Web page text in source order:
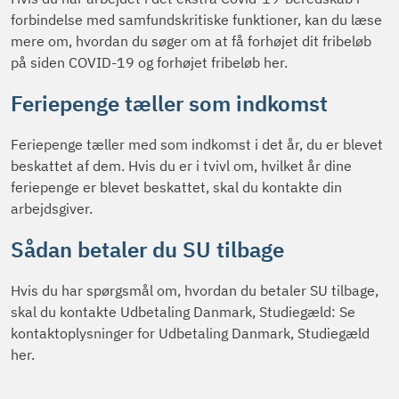
forbindelse med samfundskritiske funktioner, kan du læse
mere om, hvordan du søger om at få forhøjet dit fribeløb
på siden COVID-19 og forhøjet fribeløb her.
Feriepenge tæller som indkomst
Feriepenge tæller med som indkomst i det år, du er blevet
beskattet af dem. Hvis du er i tvivl om, hvilket år dine
feriepenge er blevet beskattet, skal du kontakte din
arbejdsgiver.
Sådan betaler du SU tilbage
Hvis du har spørgsmål om, hvordan du betaler SU tilbage,
skal du kontakte Udbetaling Danmark, Studiegæld: Se
kontaktoplysninger for Udbetaling Danmark, Studiegæld
her.